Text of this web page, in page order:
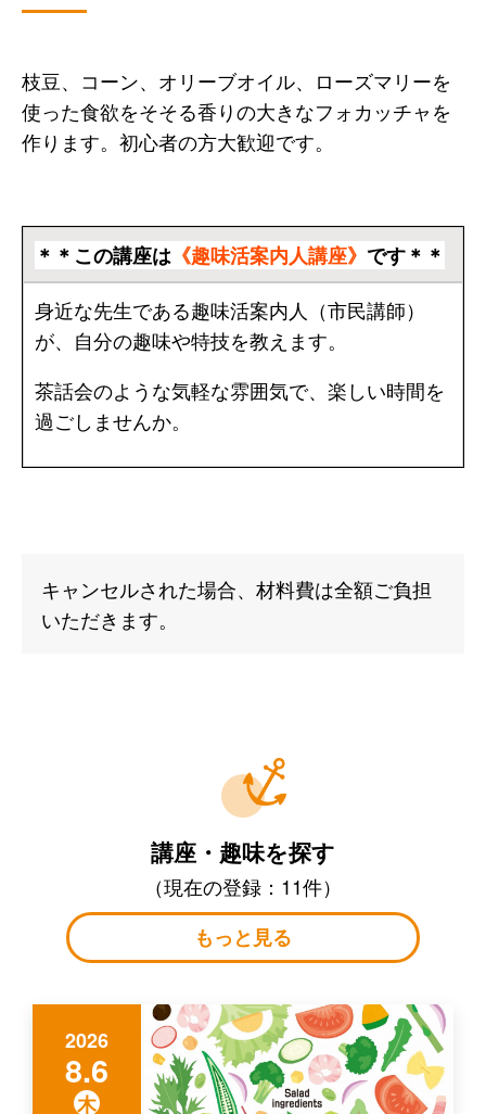
枝豆、コーン、オリーブオイル、ローズマリーを
使った食欲をそそる香りの大きなフォカッチャを
作ります。初心者の方大歓迎です。
＊＊この講座は 《趣味活案内人講座》 です＊＊
身近な先生である趣味活案内人（市民講師）
が、自分の趣味や特技を教えます。
茶話会のような気軽な雰囲気で、楽しい時間を
過ごしませんか。
キャンセルされた場合、材料費は全額ご負担
いただきます。
講座・趣味を探す
（現在の登録：11件）
もっと見る
2026
8.6
木